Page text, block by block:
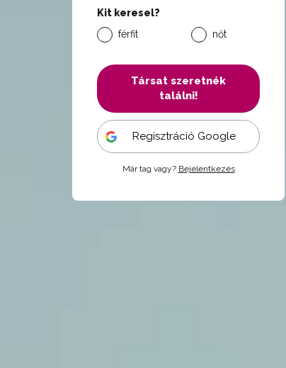
Kit keresel?
férfit
nőt
Társat szeretnék
találni!
Regisztráció Google
Már tag vagy? Bejelentkezés